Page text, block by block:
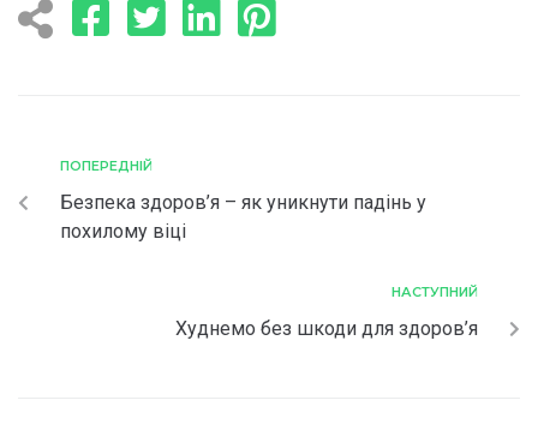
ПОПЕРЕДНІЙ
Безпека здоров’я – як уникнути падінь у
похилому віці
НАСТУПНИЙ
Худнемо без шкоди для здоров’я